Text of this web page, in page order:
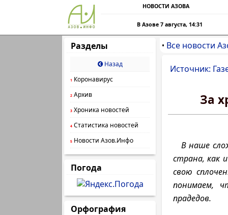
НОВОСТИ АЗОВА
В Азове 7 августа, 14:31
Разделы
Назад
1 Коронавирус
2 Архив
3 Хроника новостей
4 Статистика новостей
5 Новости Азов.Инфо
Погода
Орфография
• Все новости
Источник:
За
В наше
страна, как
свою
понимаем,
прадедов.